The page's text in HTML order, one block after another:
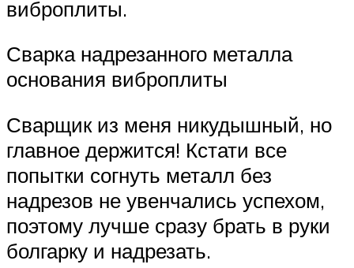
виброплиты.
Сварка надрезанного металла
основания виброплиты
Сварщик из меня никудышный, но
главное держится! Кстати все
попытки согнуть металл без
надрезов не увенчались успехом,
поэтому лучше сразу брать в руки
болгарку и надрезать.